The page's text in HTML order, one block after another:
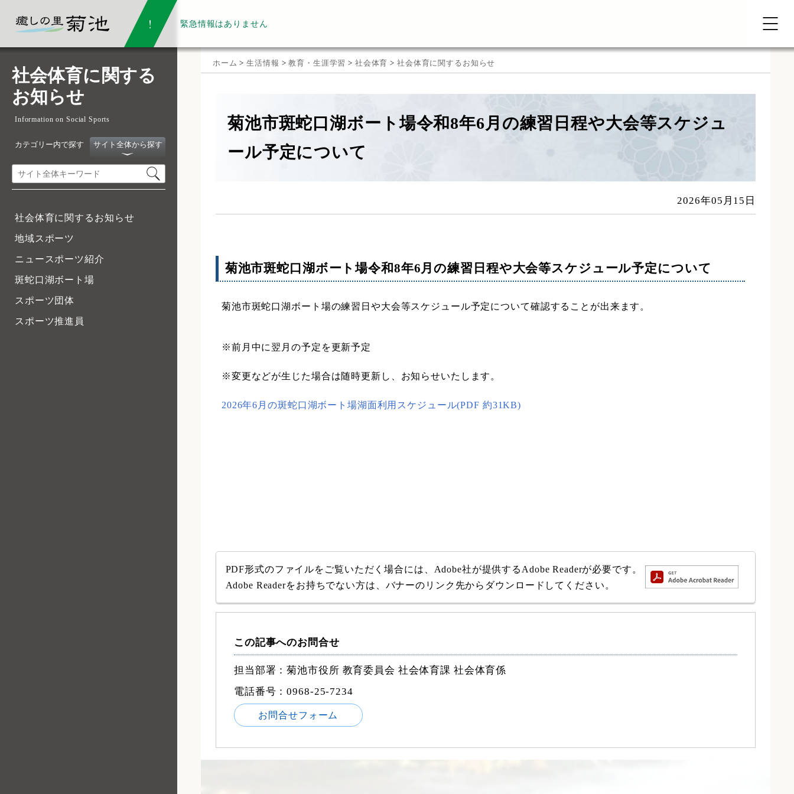
緊急情報はありません
社会体育に関する
お知らせ
Information on Social Sports
カテゴリー内で探す サイト全体から探す
社会体育に関するお知らせ
地域スポーツ
ニュースポーツ紹介
斑蛇口湖ボート場
スポーツ団体
スポーツ推進員
ホーム >生活情報 >教育・生涯学習 > 社会体育 > 社会体育に関するお知らせ
菊池市斑蛇口湖ボート場令和8年6月の練習日程や大会等スケジュ
ール予定について
2026年05月15日
菊池市斑蛇口湖ボート場令和8年6月の練習日程や大会等スケジュール予定について
菊池市斑蛇口湖ボート場の練習日や大会等スケジュール予定について確認することが出来ます。
※前月中に翌月の予定を更新予定
※変更などが生じた場合は随時更新し、お知らせいたします。
2026年6月の斑蛇口湖ボート場湖面利用スケジュール(PDF 約31KB)
PDF形式のファイルをご覧いただく場合には、Adobe社が提供するAdobe Readerが必要です。
Adobe Readerをお持ちでない方は、バナーのリンク先からダウンロードしてください。
この記事へのお問合せ
担当部署：菊池市役所 教育委員会 社会体育課 社会体育係
電話番号：0968-25-7234
お問合せフォーム